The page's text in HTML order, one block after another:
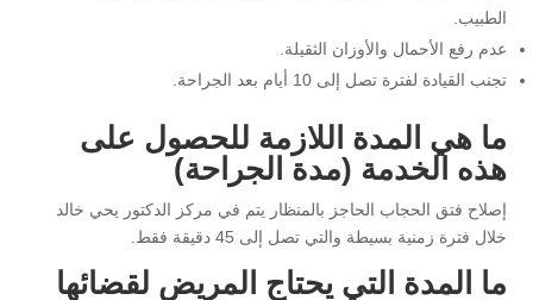
الطبيب.
عدم رفع الأحمال والأوزان الثقيلة.
تجنب القيادة لفترة تصل إلى 10 أيام بعد الجراحة.
ما هي المدة اللازمة للحصول على
هذه الخدمة (مدة الجراحة)
إصلاح فتق الحجاب الحاجز بالمنظار يتم في مركز الدكتور يحي خالد
خلال فترة زمنية بسيطة والتي تصل إلى 45 دقيقة فقط.
ما المدة التي يحتاج المريض لقضائها